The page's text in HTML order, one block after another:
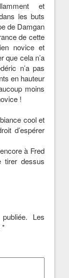
et
les buts
de Damgan
de cette
novice et
que cela n’a
n’a pas
en hauteur
moins
!
cool et
d’espérer
à Fred
dessus
Les
*